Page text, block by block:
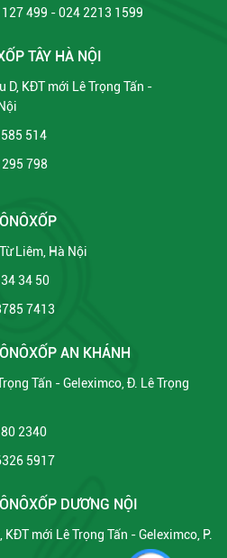
499 - 024 2213 1599
TÂY HÀ NỘI
D, KĐT mới Lê Trọng Tấn -
514
798
Liêm, Hà Nội
34 50
7413
AN KHÁNH
Tấn - Geleximco, Đ. Lê Trọng
2340
5917
DƯƠNG NỘI
mới Lê Trọng Tấn - Geleximco, P.